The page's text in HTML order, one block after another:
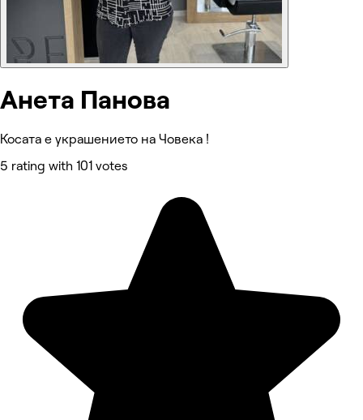
Анета Панова
Косата е украшението на Човека !
5 rating with 101 votes